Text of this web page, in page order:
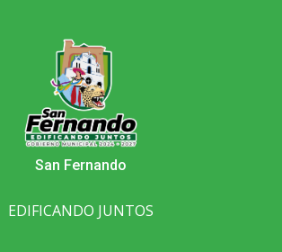
San Fernando
EDIFICANDO JUNTOS